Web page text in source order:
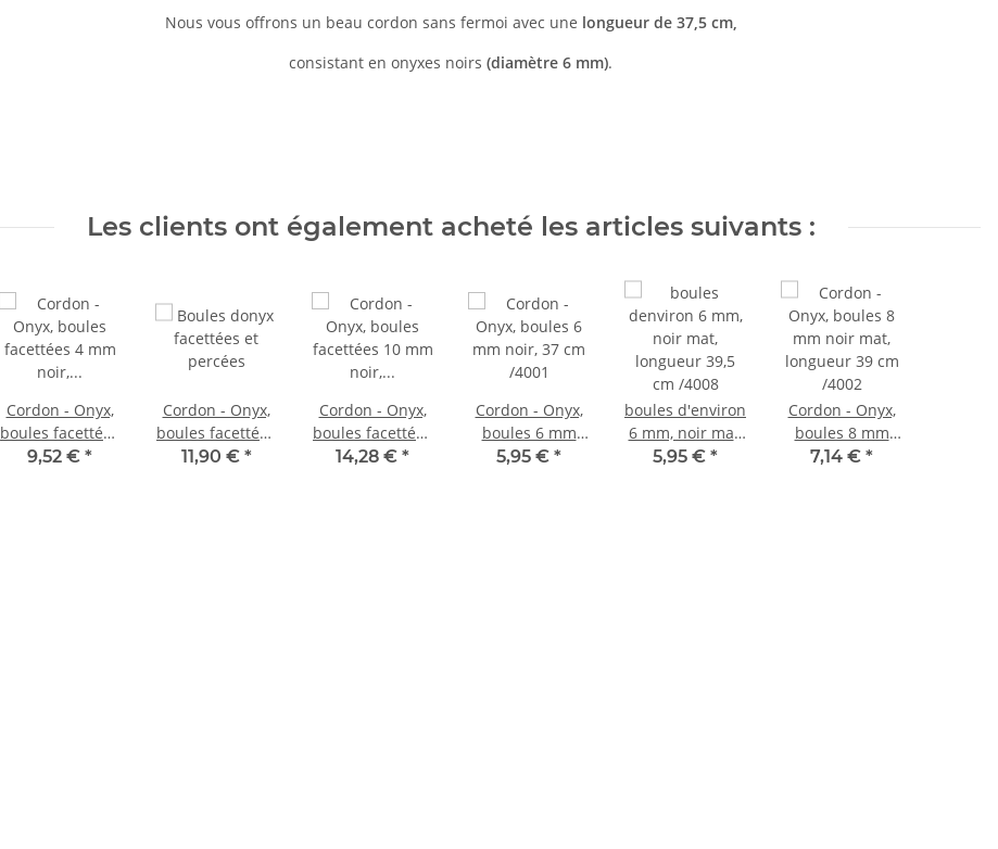
Nous vous offrons un beau cordon sans fermoi avec une longueur de 37,5 cm,
consistant en onyxes noirs (diamètre 6 mm).
Les clients ont également acheté les articles suivants :
Cordon - Onyx,
boules facettées
4 mm noir,
9,52 € *
Cordon - Onyx,
boules facettées
8 mm noir,
11,90 € *
Cordon - Onyx,
boules facettées
10 mm noir,
14,28 € *
Cordon - Onyx,
boules 6 mm
noir, 37 cm
5,95 € *
boules d'environ
6 mm, noir mat,
longueur 39,5
5,95 € *
Cordon - Onyx,
boules 8 mm
noir mat,
7,14 € *